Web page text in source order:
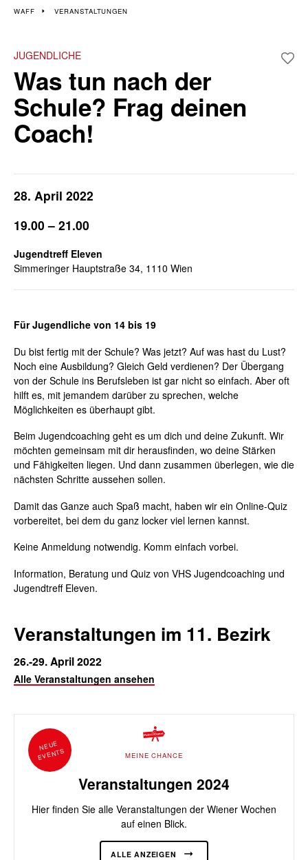
Veranstaltungen im 11.
Wiener Wochen für Beruf und Weiterbildung
WAFF VERANSTALTUNGEN
JUGENDLICHE
Was tun nach der
Schule? Frag deinen
Coach!
28. April 2022
19.00 – 21.00
Jugendtreff Eleven
Simmeringer Hauptstraße 34, 1110 Wien
Für Jugendliche von 14 bis 19
Du bist fertig mit der Schule? Was jetzt? Auf was hast du Lust?
Noch eine Ausbildung? Gleich Geld verdienen? Der Übergang
von der Schule ins Berufsleben ist gar nicht so einfach. Aber oft
hilft es, mit jemandem darüber zu sprechen, welche
Möglichkeiten es überhaupt gibt.
Beim Jugendcoaching geht es um dich und deine Zukunft. Wir
möchten gemeinsam mit dir herausfinden, wo deine Stärken
und Fähigkeiten liegen. Und dann zusammen überlegen, wie die
nächsten Schritte aussehen sollen.
Damit das Ganze auch Spaß macht, haben wir ein Online-Quiz
vorbereitet, bei dem du ganz locker viel lernen kannst.
Keine Anmeldung notwendig. Komm einfach vorbei.
Information, Beratung und Quiz von VHS Jugendcoaching und
Jugendtreff Eleven.
Veranstaltungen im 11. Bezirk
26.-29. April 2022
Alle Veranstaltungen ansehen
MEINE CHANCE
Veranstaltungen 2024
Hier finden Sie alle Veranstaltungen der Wiener Wochen
auf einen Blick.
ALLE ANZEIGEN
NEUE
EVENTS